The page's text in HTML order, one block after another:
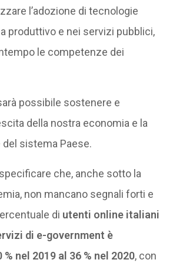
l’adozione di tecnologie
produttivo e nei servizi pubblici,
le competenze dei
possibile sostenere e
della nostra economia e la
sistema Paese.
che, anche sotto la
non mancano segnali forti e
di utenti online italiani
di e-government è
nel 2019 al 36 % nel 2020, con